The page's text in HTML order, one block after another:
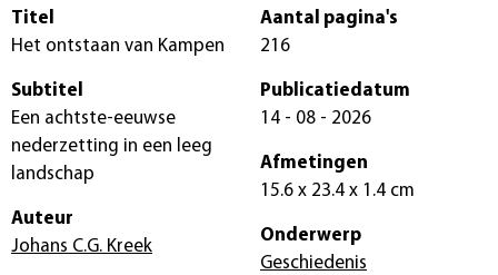
Titel
Het ontstaan van Kampen
Subtitel
Een achtste-eeuwse
nederzetting in een leeg
landschap
Auteur
Johans C.G. Kreek
Aantal pagina's
216
Publicatiedatum
14 - 08 - 2026
Afmetingen
15.6 x 23.4 x 1.4 cm
Onderwerp
Geschiedenis